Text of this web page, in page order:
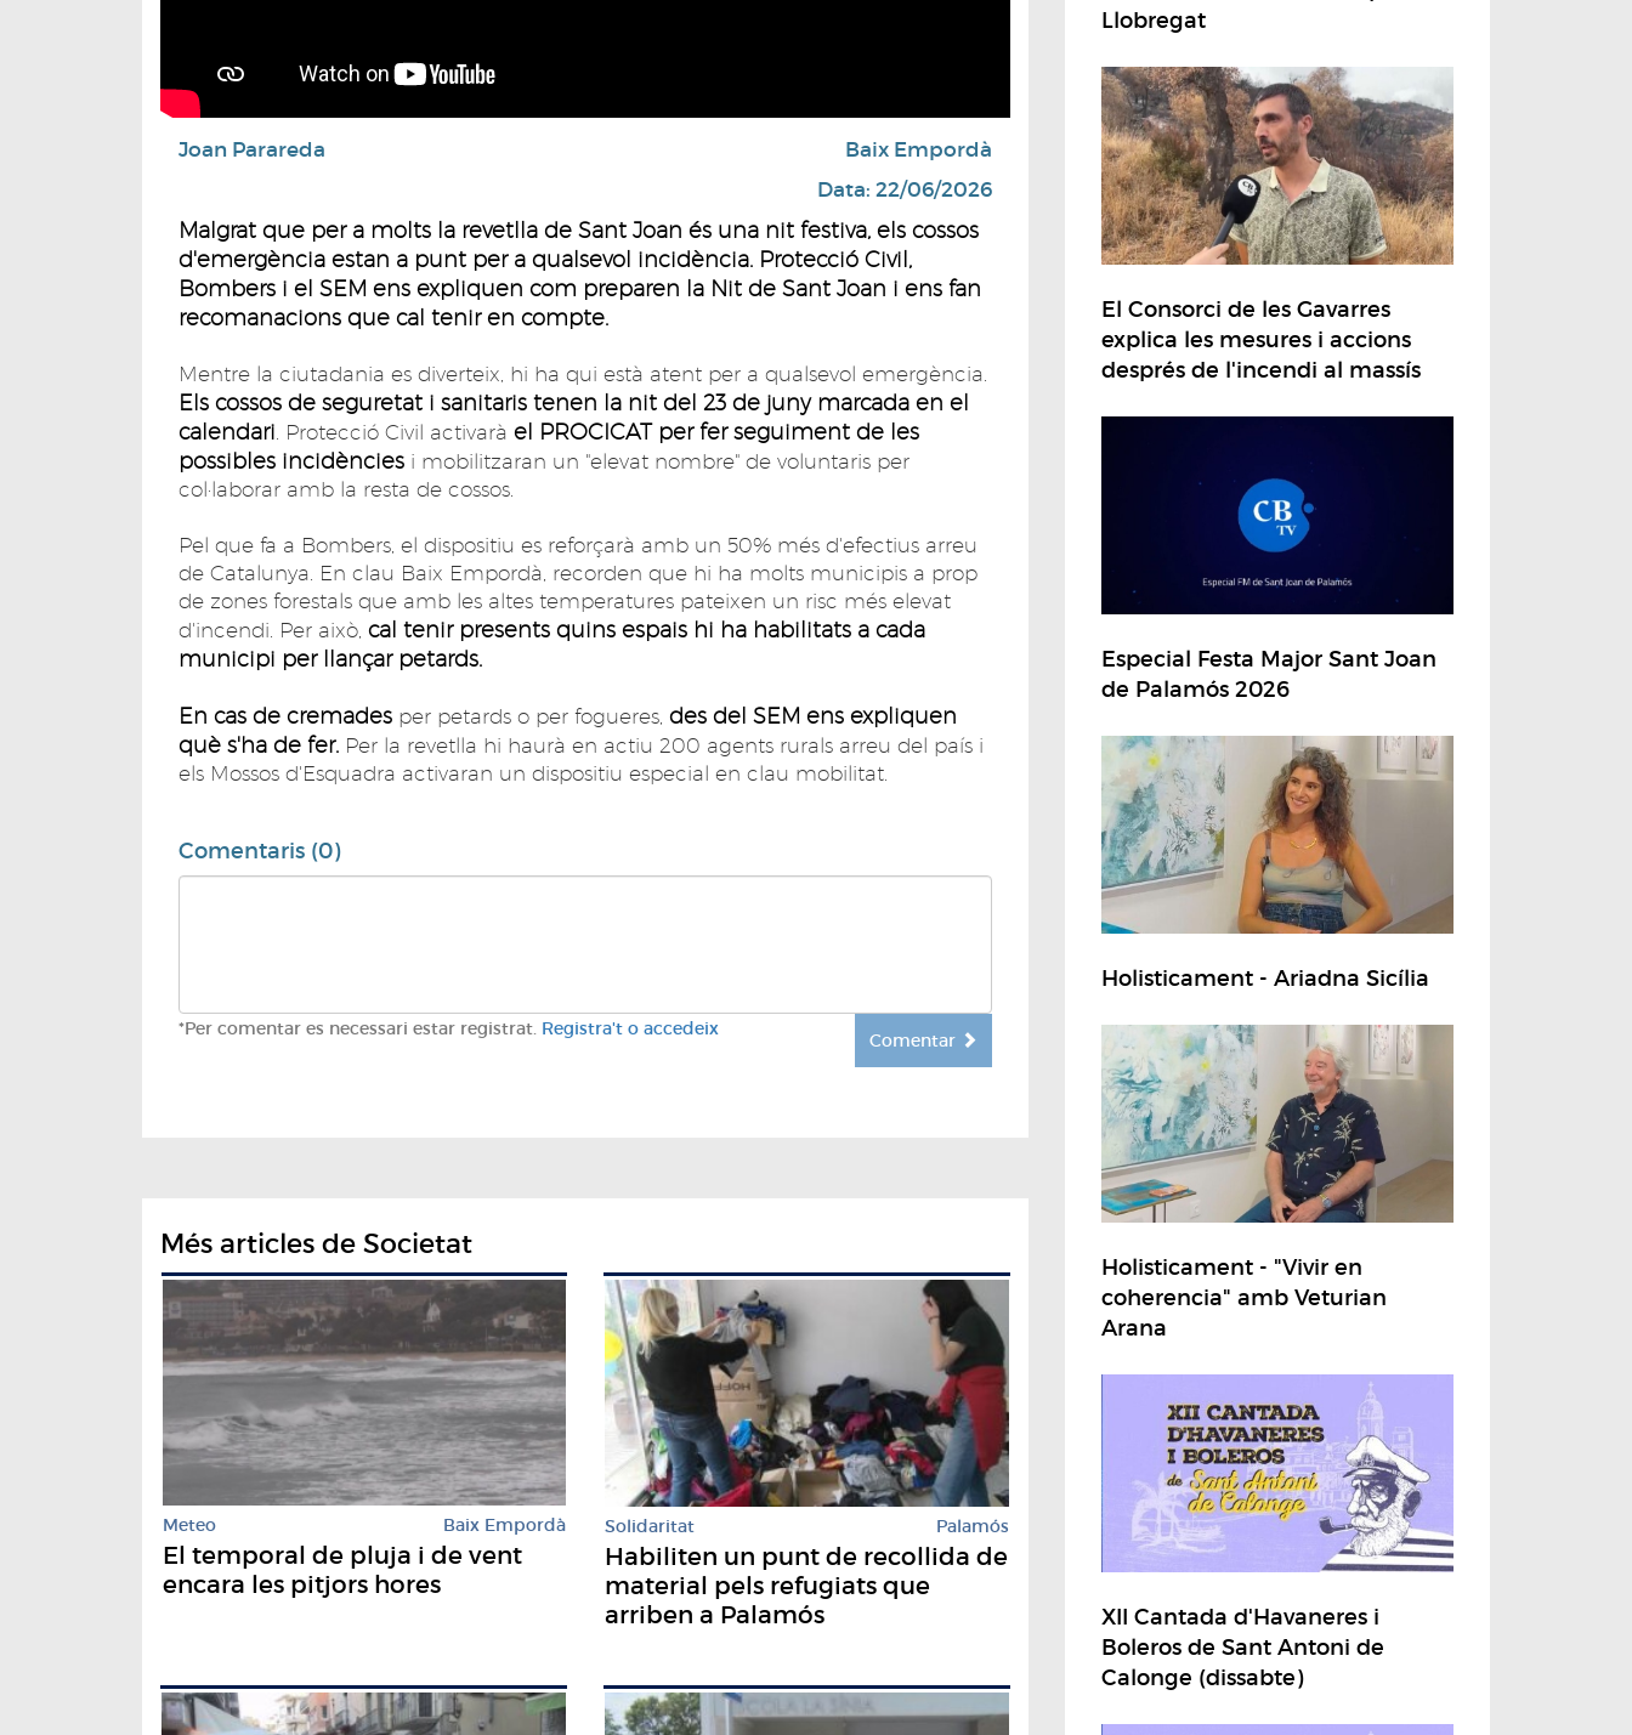
Joan Parareda
Baix Empordà
Data: 22/06/2026
Malgrat que per a molts la revetlla de Sant Joan és una nit festiva, els cossos
d'emergència estan a punt per a qualsevol incidència. Protecció Civil,
Bombers i el SEM ens expliquen com preparen la Nit de Sant Joan i ens fan
recomanacions que cal tenir en compte.
Mentre la ciutadania es diverteix, hi ha qui està atent per a qualsevol emergència.
Els cossos de seguretat i sanitaris tenen la nit del 23 de juny marcada en el
calendari . Protecció Civil activarà el PROCICAT per fer seguiment de les
possibles incidències i mobilitzaran un "elevat nombre" de voluntaris per
col·laborar amb la resta de cossos.
Pel que fa a Bombers, el dispositiu es reforçarà amb un 50% més d'efectius arreu
de Catalunya. En clau Baix Empordà, recorden que hi ha molts municipis a prop
de zones forestals que amb les altes temperatures pateixen un risc més elevat
d'incendi. Per això, cal tenir presents quins espais hi ha habilitats a cada
municipi per llançar petards.
En cas de cremades per petards o per fogueres, des del SEM ens expliquen
què s'ha de fer. Per la revetlla hi haurà en actiu 200 agents rurals arreu del país i
els Mossos d'Esquadra activaran un dispositiu especial en clau mobilitat.
Comentaris (0)
*Per comentar es necessari estar registrat. Registra't o accedeix
Comentar
Més articles de Societat
Meteo Baix Empordà
El temporal de pluja i de vent
encara les pitjors hores
Solidaritat Palamós
Habiliten un punt de recollida de
material pels refugiats que
arriben a Palamós
Llobregat
El Consorci de les Gavarres
explica les mesures i accions
després de l'incendi al massís
Especial Festa Major Sant Joan
de Palamós 2026
Holisticament - Ariadna Sicília
Holisticament - "Vivir en
coherencia" amb Veturian
Arana
XII Cantada d'Havaneres i
Boleros de Sant Antoni de
Calonge (dissabte)